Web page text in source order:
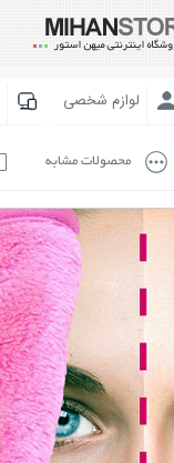
لوازم شخصی
محصولات مشابه